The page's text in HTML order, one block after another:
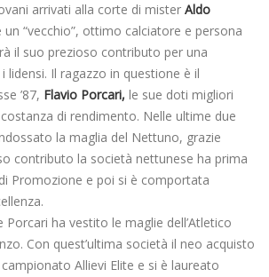
arrivati alla corte di mister Aldo
un “vecchio”, ottimo calciatore e persona
il suo prezioso contributo per una
lidensi. Il ragazzo in questione è il
’87, Flavio Porcari, le sue doti migliori
di rendimento. Nelle ultime due
la maglia del Nettuno, grazie
contributo la società nettunese ha prima
Promozione e poi si è comportata
ha vestito le maglie dell’Atletico
Con quest’ultima società il neo acquisto
Allievi Elite e si è laureato